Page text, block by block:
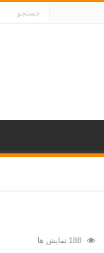
188 نمایش ها